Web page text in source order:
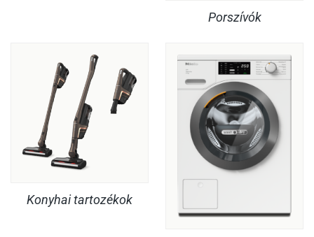
Porszívók
Konyhai tartozékok